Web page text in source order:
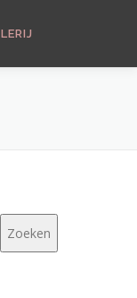
Zoeken